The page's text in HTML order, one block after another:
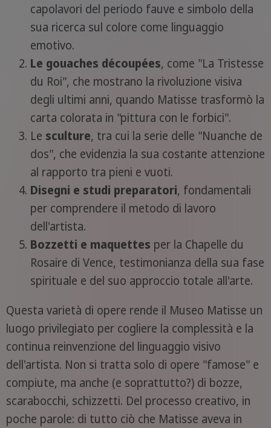
capolavori del periodo fauve e simbolo della
sua ricerca sul colore come linguaggio
emotivo.
Le gouaches découpées, come "La Tristesse
du Roi", che mostrano la rivoluzione visiva
degli ultimi anni, quando Matisse trasformò la
carta colorata in "pittura con le forbici".
Le sculture, tra cui la serie delle "Nuanche de
dos", che evidenzia la sua costante attenzione
al rapporto tra pieni e vuoti.
Disegni e studi preparatori, fondamentali
per comprendere il metodo di lavoro
dell'artista.
Bozzetti e maquettes per la Chapelle du
Rosaire di Vence, testimonianza della sua fase
spirituale e del suo approccio totale all'arte.
Questa varietà di opere rende il Museo Matisse un
luogo privilegiato per cogliere la complessità e la
continua reinvenzione del linguaggio visivo
dell'artista. Non si tratta solo di opere "famose" e
compiute, ma anche (e soprattutto?) di bozze,
scarabocchi, schizzetti. Del processo creativo, in
poche parole: di tutto ciò che Matisse aveva in